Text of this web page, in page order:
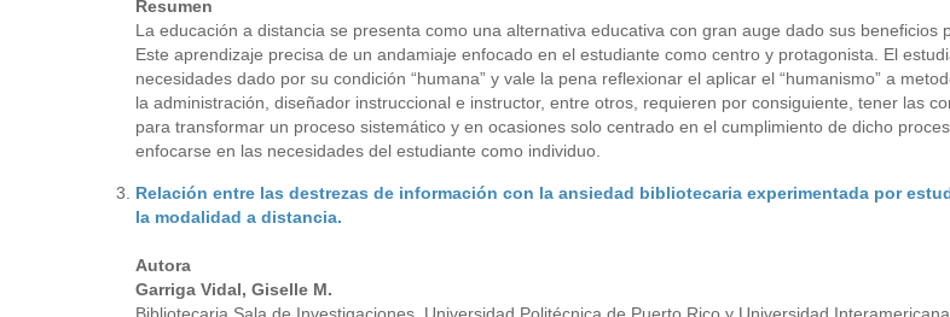
Resumen
La educación a distancia se presenta como una alternativa educativa con gran auge dado sus beneficios
Este aprendizaje precisa de un andamiaje enfocado en el estudiante como centro y protagonista. El
necesidades dado por su condición “humana” y vale la pena reflexionar el aplicar el “humanismo” a
la administración, diseñador instruccional e instructor, entre otros, requieren por consiguiente, tener las
para transformar un proceso sistemático y en ocasiones solo centrado en el cumplimiento de dicho
enfocarse en las necesidades del estudiante como individuo.
Relación entre las destrezas de información con la ansiedad bibliotecaria experimentada por
la modalidad a distancia.
Autora
Garriga Vidal, Giselle M.